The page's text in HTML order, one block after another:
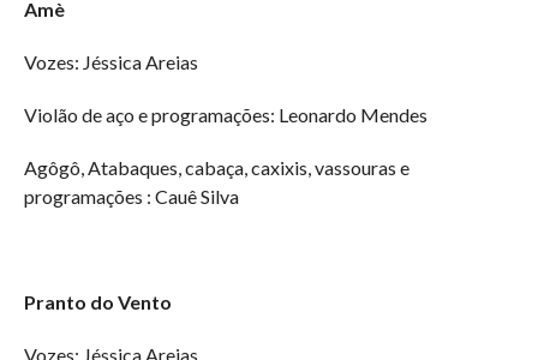
Amè
Vozes: Jéssica Areias
Violão de aço e programações: Leonardo Mendes
Agôgô, Atabaques, cabaça, caxixis, vassouras e
programações : Cauê Silva
Pranto do Vento
Vozes: Jéssica Areias